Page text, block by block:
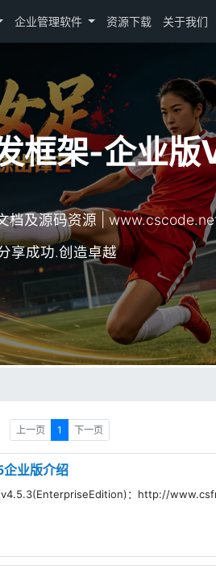
企业管理软件 资源下载 关于我们
框架-企业版
档及源码资源 |
享成功.创造卓越
上一页 1 下一页
业版介绍
v4.5.3(EnterpriseEdition)：http://